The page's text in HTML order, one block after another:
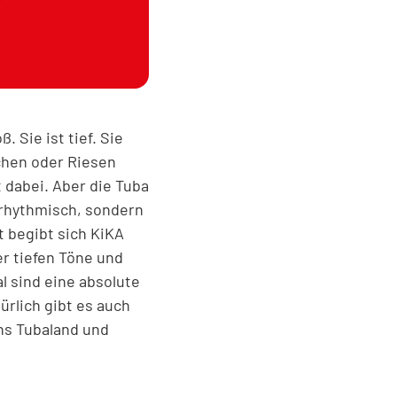
Sie ist tief. Sie
oder Riesen
Aber die Tuba
sondern
begibt sich KiKA
tiefen Töne und
sind eine absolute
gibt es auch
Tubaland und